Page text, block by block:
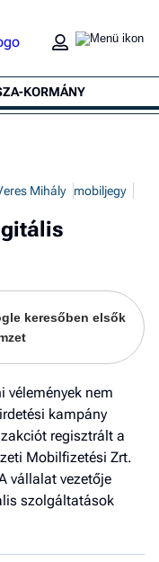
KORMÁNY
Mihály
mobiljegy
keresőben elsők
vélemények nem
kampány
regisztrált a
Mobilfizetési Zrt.
vállalat vezetője
szolgáltatások